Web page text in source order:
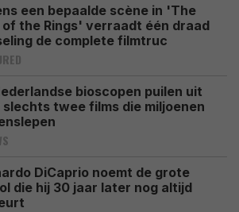
een bepaalde scène in 'The
of the Rings' verraadt één draad
de complete filmtruc
bioscopen puilen uit
slechts twee films die miljoenen
DiCaprio noemt de grote
die hij 30 jaar later nog altijd